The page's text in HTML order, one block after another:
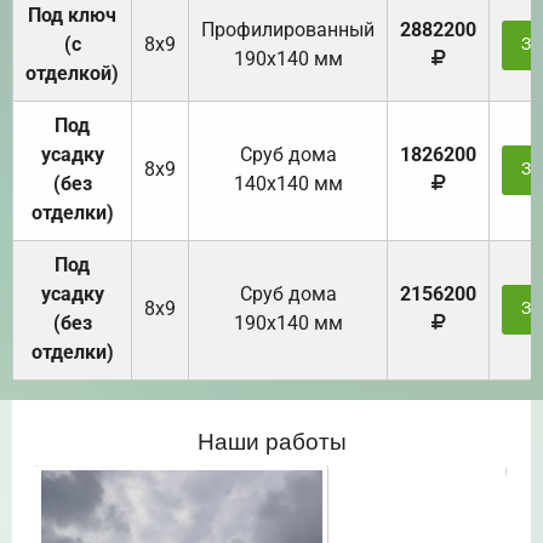
Под ключ
(с
отделкой)
8х9
Профилированный
190х140 мм
2882200
Под
усадку
(без
отделки)
8х9
Cруб дома
140х140 мм
1826200
Под
усадку
(без
отделки)
8х9
Cруб дома
190х140 мм
2156200
Наши работы